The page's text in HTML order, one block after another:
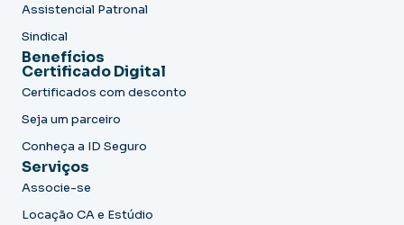
Assistencial Patronal
Sindical
Benefícios
Certificado Digital
Certificados com desconto
Seja um parceiro
Conheça a ID Seguro
Serviços
Associe-se
Locação CA e Estúdio